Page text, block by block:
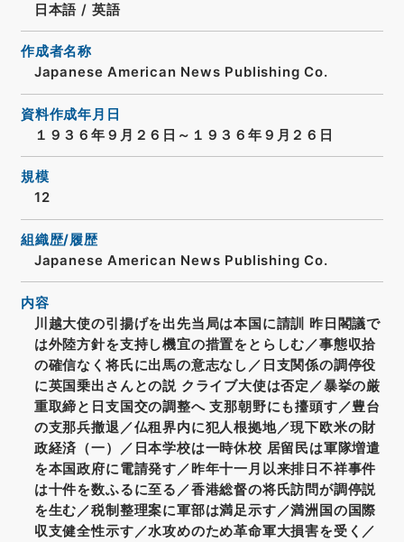
日本語 / 英語
作成者名称
Japanese American News Publishing Co.
資料作成年月日
１９３６年９月２６日～１９３６年９月２６日
規模
12
組織歴/履歴
Japanese American News Publishing Co.
内容
川越大使の引揚げを出先当局は本国に請訓 昨日閣議で
は外陸方針を支持し機宜の措置をとらしむ／事態収拾
の確信なく将氏に出馬の意志なし／日支関係の調停役
に英国乗出さんとの説 クライブ大使は否定／暴挙の厳
重取締と日支国交の調整へ 支那朝野にも擡頭す／豊台
の支那兵撤退／仏租界内に犯人根拠地／現下欧米の財
政経済（一）／日本学校は一時休校 居留民は軍隊増遣
を本国政府に電請発す／昨年十一月以来排日不祥事件
は十件を数ふるに至る／香港総督の将氏訪問が調停説
を生む／税制整理案に軍部は満足示す／満洲国の国際
収支健全性示す／水攻めのため革命軍大損害を受く／